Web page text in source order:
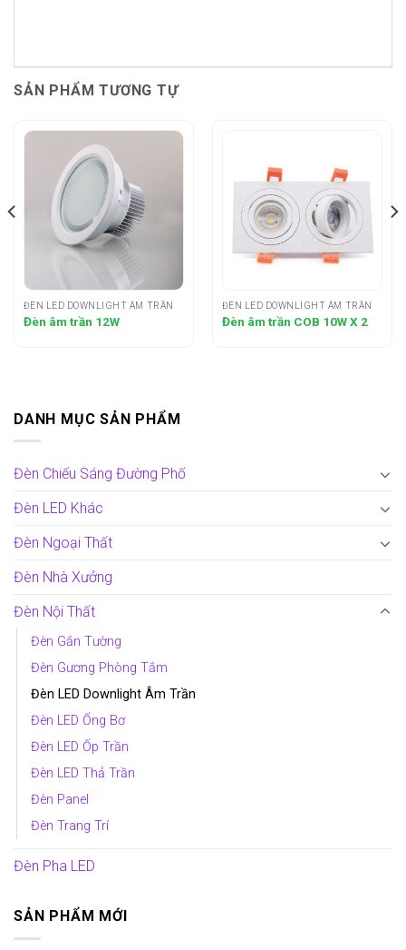
SẢN PHẨM TƯƠNG TỰ
ĐÈN LED DOWNLIGHT ÂM TRẦN
Đèn âm trần 12W
ĐÈN LED DOWNLIGHT ÂM TRẦN
Đèn âm trần COB 10W X 2
DANH MỤC SẢN PHẨM
Đèn Chiếu Sáng Đường Phố
Đèn LED Khác
Đèn Ngoại Thất
Đèn Nhà Xưởng
Đèn Nội Thất
Đèn Gắn Tường
Đèn Gương Phòng Tắm
Đèn LED Downlight Âm Trần
Đèn LED Ống Bơ
Đèn LED Ốp Trần
Đèn LED Thả Trần
Đèn Panel
Đèn Trang Trí
Đèn Pha LED
SẢN PHẨM MỚI